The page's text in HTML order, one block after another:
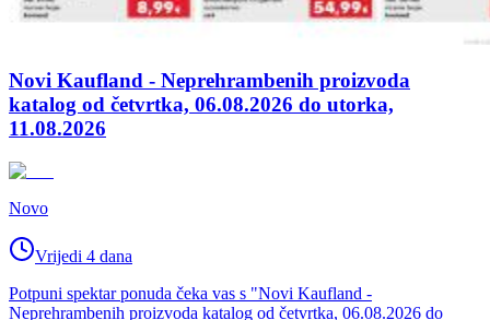
Novi Kaufland - Neprehrambenih proizvoda
katalog od četvrtka, 06.08.2026 do utorka,
11.08.2026
Novo
Vrijedi 4 dana
Potpuni spektar ponuda čeka vas s "Novi Kaufland -
Neprehrambenih proizvoda katalog od četvrtka, 06.08.2026 do